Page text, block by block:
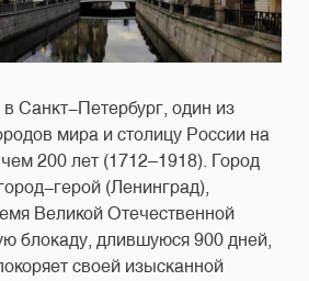
Санкт-Петербург, один из
мира и столицу России на
200 лет (1712–1918). Город
герой (Ленинград),
Великой Отечественной
блокаду, длившуюся 900 дней,
своей изысканной